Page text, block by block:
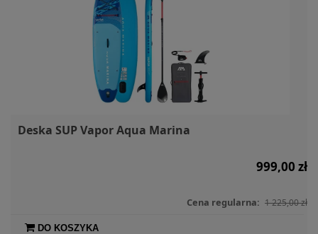
Deska SUP Vapor Aqua Marina
999,00 zł
Cena regularna: 1 225,00 zł
DO KOSZYKA